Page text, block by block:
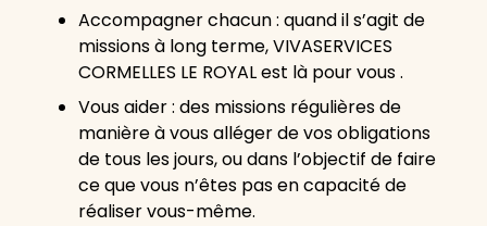
Accompagner chacun : quand il s’agit de
missions à long terme, VIVASERVICES
CORMELLES LE ROYAL est là pour vous .
Vous aider : des missions régulières de
manière à vous alléger de vos obligations
de tous les jours, ou dans l’objectif de faire
ce que vous n’êtes pas en capacité de
réaliser vous-même.